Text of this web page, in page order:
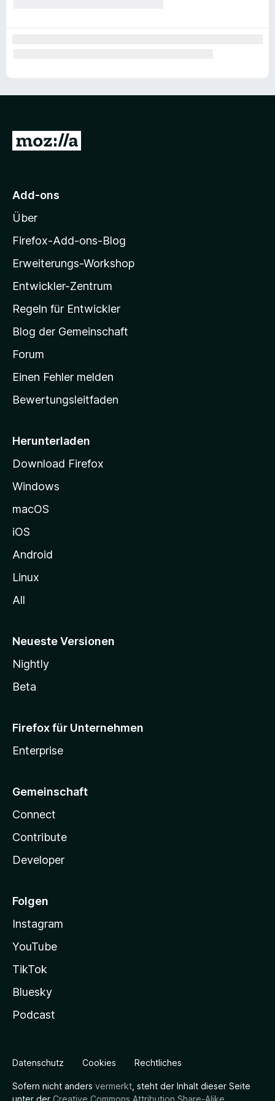
Z
M
z
i
l
a
-
t
a
r
s
i
e
g
e
n
Add-ons
Über
Firefox-Add-ons-Blog
Erweiterungs-Workshop
Entwickler-Zentrum
Regeln für Entwickler
Blog der Gemeinschaft
Forum
Einen Fehler melden
Bewertungsleitfaden
Herunterladen
Download Firefox
Windows
macOS
iOS
Android
Linux
All
Neueste Versionen
Nightly
Beta
Firefox für Unternehmen
Enterprise
Gemeinschaft
Connect
Contribute
Developer
Folgen
Instagram
YouTube
TikTok
Bluesky
Podcast
Datenschutz Cookies Rechtliches
Sofern nicht anders vermerkt , steht der Inhalt dieser Seite
unter der Creative Commons Attribution Share-Alike